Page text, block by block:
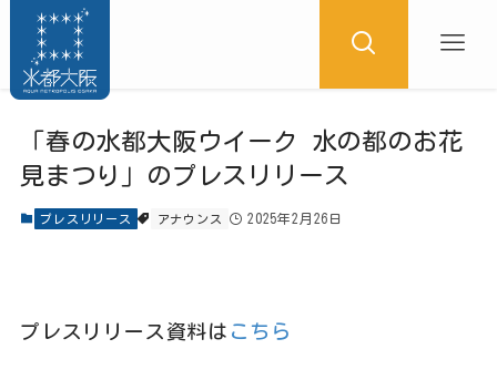
「春の水都大阪ウイーク 水の都のお花
見まつり」のプレスリリース
プレスリリース アナウンス 2025年2月26日
プレスリリース資料は こちら